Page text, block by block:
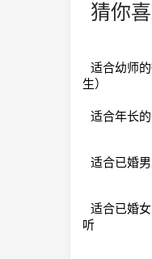
猜你
适合幼师
生）
适合年长
适合已婚
适合已婚
听